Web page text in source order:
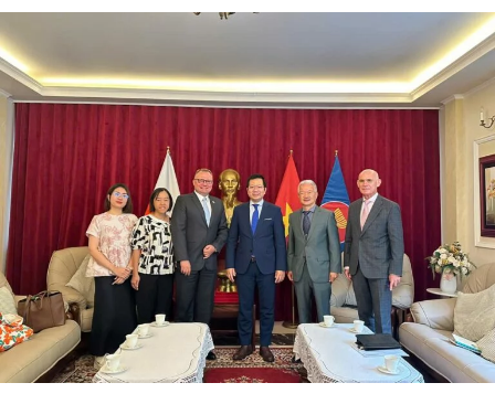
sứ
Hà
Hoàng
Hải
làm
việc
với
Trưởng
văn
phòng
đại
diện
Cục
đầu
tư